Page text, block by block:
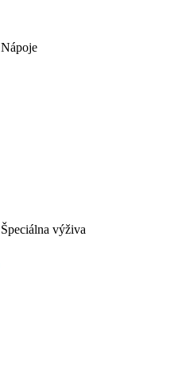
Nápoje
Špeciálna výživa